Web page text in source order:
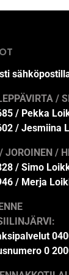
/
/ Pekka
/ Jesmiina
JOROINEN /
/ Simo
/ Merja
0